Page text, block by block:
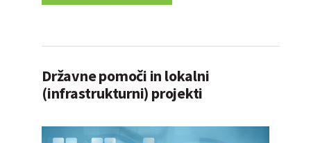
Državne pomoči in lokalni
(infrastrukturni) projekti